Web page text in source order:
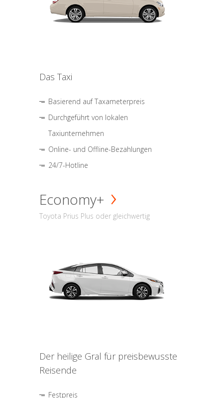
Das Taxi
Basierend auf Taxameterpreis
Durchgeführt von lokalen
Taxiunternehmen
Online- und Offline-Bezahlungen
24/7-Hotline
Economy+
Toyota Prius Plus oder gleichwertig
Der heilige Gral für preisbewusste
Reisende
Festpreis